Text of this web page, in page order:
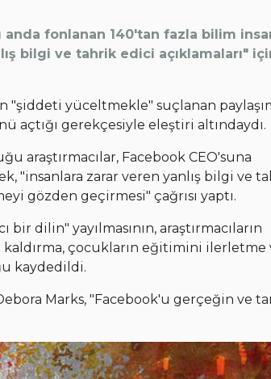
fonlanan 140'tan fazla bilim
bilgi ve tahrik edici açıklamaları"
yüceltmekle" suçlanan
açtığı gerekçesiyle eleştiri altındaydı.
araştırmacılar, Facebook CEO'suna
"insanlara zarar veren yanlış bilgi ve
gözden geçirmesi" çağrısı yaptı.
bir dilin" yayılmasının, araştırmacıların
çocukların eğitimini ilerletme
kaydedildi.
Marks, "Facebook'u gerçeğin ve